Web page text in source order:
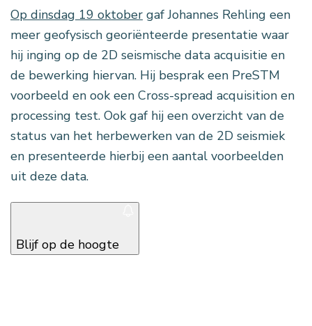
Op dinsdag 19 oktober gaf Johannes Rehling een
meer geofysisch georiënteerde presentatie waar
hij inging op de 2D seismische data acquisitie en
de bewerking hiervan. Hij besprak een PreSTM
voorbeeld en ook een Cross-spread acquisition en
processing test. Ook gaf hij een overzicht van de
status van het herbewerken van de 2D seismiek
en presenteerde hierbij een aantal voorbeelden
uit deze data.
Blijf op de hoogte